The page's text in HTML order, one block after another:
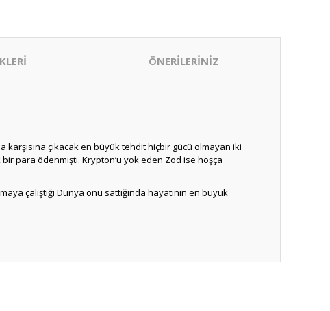
ÖNERİLERİNİZ
çıkacak en büyük tehdit hiçbir gücü olmayan iki
para ödenmişti. Krypton’u yok eden Zod ise hoşça
çalıştığı Dünya onu sattığında hayatının en büyük